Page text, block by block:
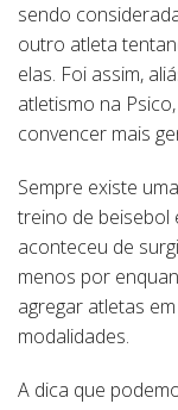
sendo
outro atleta
elas. Foi assim,
atletismo na
convencer mais
Sempre existe
treino de beisebol
aconteceu de
menos por
agregar atletas
modalidades.
A dica que